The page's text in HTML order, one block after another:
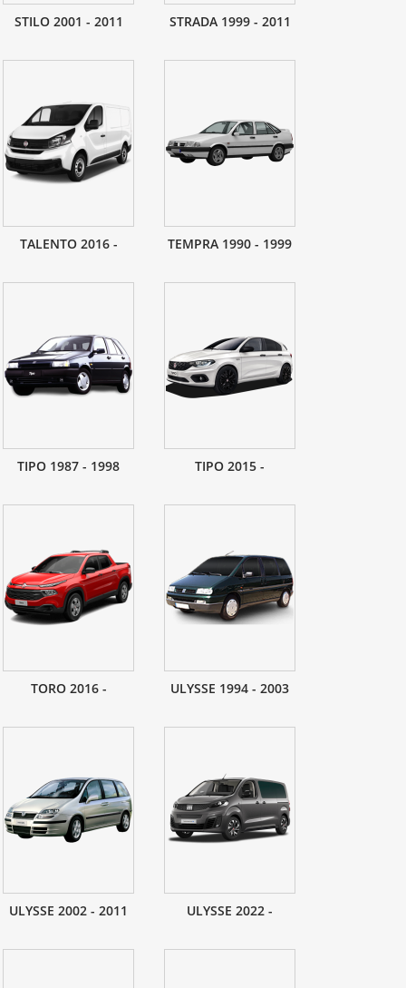
STILO 2001 - 2011 STRADA 1999 - 2011
TALENTO 2016 - TEMPRA 1990 - 1999
TIPO 1987 - 1998 TIPO 2015 -
TORO 2016 - ULYSSE 1994 - 2003
ULYSSE 2002 - 2011 ULYSSE 2022 -